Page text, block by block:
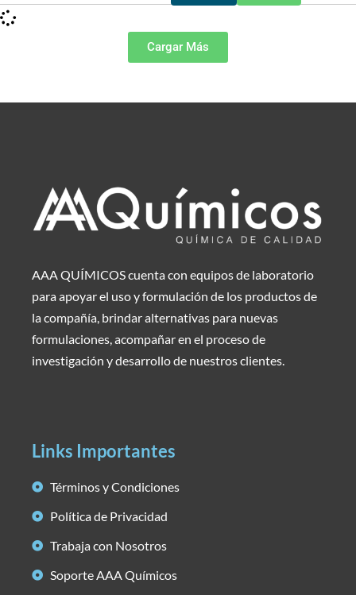
Cargar Más
AAA QUÍMICOS cuenta con equipos de laboratorio
para apoyar el uso y formulación de los productos de
la compañía, brindar alternativas para nuevas
formulaciones, acompañar en el proceso de
investigación y desarrollo de nuestros clientes.
Links Importantes
Términos y Condiciones
Política de Privacidad
Trabaja con Nosotros
Soporte AAA Químicos